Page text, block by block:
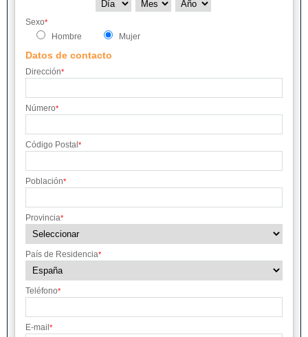
Sexo*
Hombre Mujer
Datos de contacto
Dirección*
Número*
Código Postal *
Población*
Provincia*
País de Residencia*
Teléfono*
E-mail *